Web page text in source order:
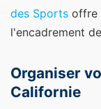
des Sports offre
l'encadrement
Organiser
Californie